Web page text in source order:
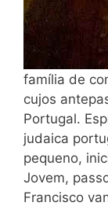
família de
cujos
Portugal.
judaica
pequeno,
Jovem,
Francisco